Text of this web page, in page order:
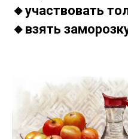
🔸участвовать
🔸взять